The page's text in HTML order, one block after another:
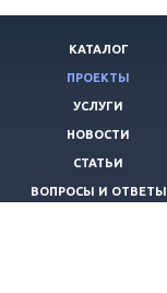
КАТАЛОГ
ПРОЕКТЫ
УСЛУГИ
НОВОСТИ
СТАТЬИ
ВОПРОСЫ И ОТВЕТЫ